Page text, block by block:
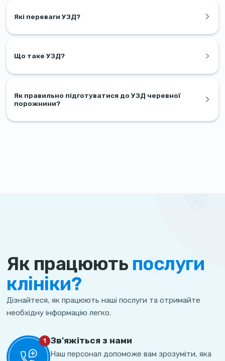
Які переваги УЗД?
Що таке УЗД?
Як правильно підготуватися до УЗД черевної
порожнини?
Як працюють послуги
клініки?
Дізнайтеся, як працюють наші послуги та отримайте
необхідну інформацію легко.
1 Зв'яжіться з нами
Наш персонал допоможе вам зрозуміти, яка